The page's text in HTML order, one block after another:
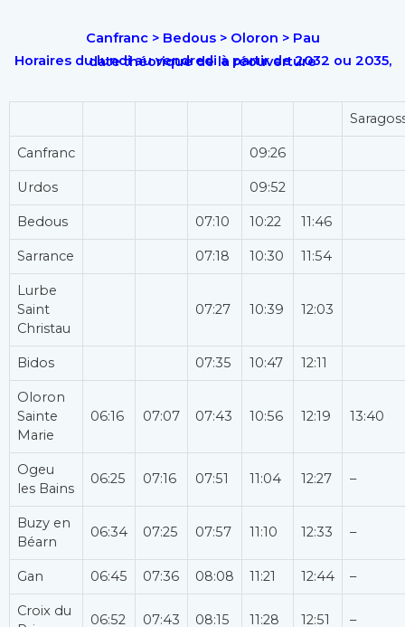
Canfranc > Bedous > Oloron > Pau
Horaires du lundi au vendredi à partir de 2032 ou 2035, date théorique de la réouverture
Canfranc 09:26
Urdos 09:52
Bedous 07:10 10:22 11:46
Sarrance 07:18 10:30 11:54
Lurbe
Saint
Christau
07:27 10:39 12:03
Bidos 07:35 10:47 12:11
Oloron
Sainte
Marie
06:16 07:07 07:43 10:56 12:19 13:40
Ogeu
les Bains
06:25 07:16 07:51 11:04 12:27 –
Buzy en
Béarn
06:34 07:25 07:57 11:10 12:33 –
Gan 06:45 07:36 08:08 11:21 12:44 –
Croix du
06:52 07:43 08:15 11:28 12:51 –